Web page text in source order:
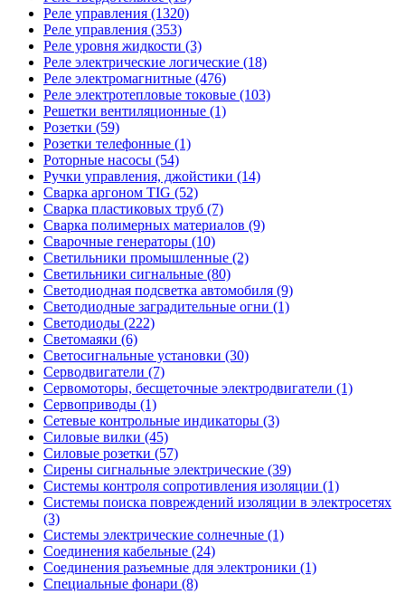
Реле управления (1320)
Реле управления (353)
Реле уровня жидкости (3)
Реле электрические логические (18)
Реле электромагнитные (476)
Реле электротепловые токовые (103)
Решетки вентиляционные (1)
Розетки (59)
Розетки телефонные (1)
Роторные насосы (54)
Ручки управления, джойстики (14)
Сварка аргоном TIG (52)
Сварка пластиковых труб (7)
Сварка полимерных материалов (9)
Сварочные генераторы (10)
Светильники промышленные (2)
Светильники сигнальные (80)
Светодиодная подсветка автомобиля (9)
Светодиодные заградительные огни (1)
Светодиоды (222)
Светомаяки (6)
Светосигнальные установки (30)
Серводвигатели (7)
Сервомоторы, бесщеточные электродвигатели (1)
Сервоприводы (1)
Сетевые контрольные индикаторы (3)
Силовые вилки (45)
Силовые розетки (57)
Сирены сигнальные электрические (39)
Системы контроля сопротивления изоляции (1)
Системы поиска повреждений изоляции в электросетях
(3)
Системы электрические солнечные (1)
Соединения кабельные (24)
Соединения разъемные для электроники (1)
Специальные фонари (8)